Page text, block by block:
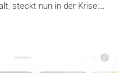
steckt nun in der Krise:…